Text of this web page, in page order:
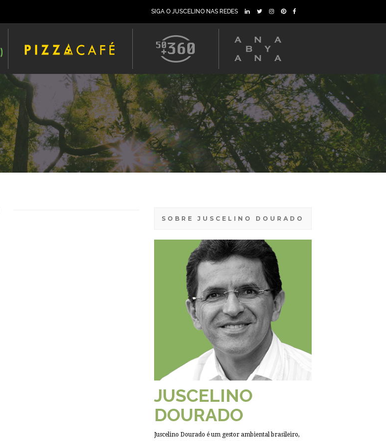
SIGA O JUSCELINO NAS REDES
SOBRE JUSCELINO DOURADO
JUSCELINO
DOURADO
Juscelino Dourado é um gestor ambiental brasileiro,